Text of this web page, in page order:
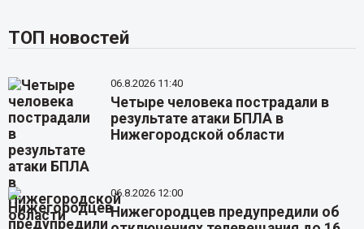
ТОП новостей
06.8.2026 11:40
Четыре человека пострадали в
результате атаки БПЛА в
Нижегородской области
06.8.2026 12:00
Нижегородцев предупредили об